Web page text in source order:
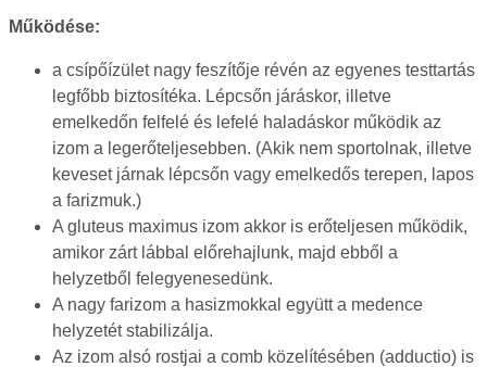
Működése:
a csípőízület nagy feszítője révén az egyenes testtartás
legfőbb biztosítéka. Lépcsőn járáskor, illetve
emelkedőn felfelé és lefelé haladáskor működik az
izom a legerőteljesebben. (Akik nem sportolnak, illetve
keveset járnak lépcsőn vagy emelkedős terepen, lapos
a farizmuk.)
A gluteus maximus izom akkor is erőteljesen működik,
amikor zárt lábbal előrehajlunk, majd ebből a
helyzetből felegyenesedünk.
A nagy farizom a hasizmokkal együtt a medence
helyzetét stabilizálja.
Az izom alsó rostjai a comb közelítésében (adductio) is